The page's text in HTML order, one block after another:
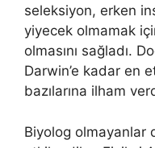
seleksiyon, erken
yiyecek olmamak
olmasını sağladı.
Darwin’e kadar en
bazılarına ilham
Biyolog olmayanlar